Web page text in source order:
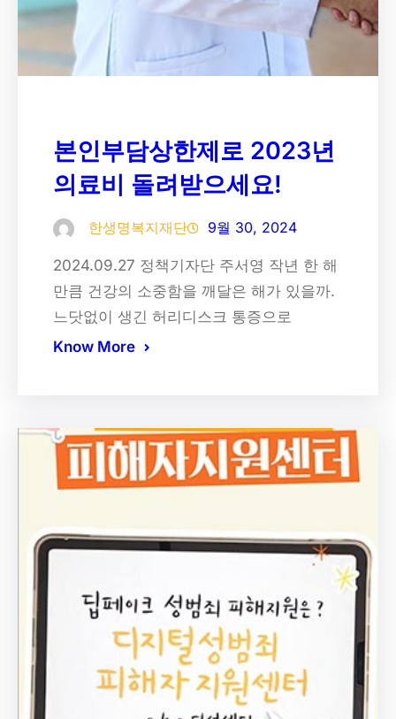
본인부담상한제로 2023년
의료비 돌려받으세요!
한생명복지재단 9월 30, 2024
2024.09.27 정책기자단 주서영 작년 한 해
만큼 건강의 소중함을 깨달은 해가 있을까.
느닷없이 생긴 허리디스크 통증으로
Know More